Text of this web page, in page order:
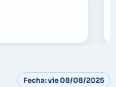
Fecha: vie 08/08/2025